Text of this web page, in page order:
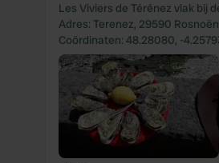
Les Viviers de Térénez vlak bij
Adres: Terenez, 29590
Coördinaten: 48.28080, -